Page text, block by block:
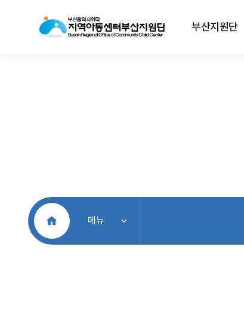
부산지원단
처음으로메뉴